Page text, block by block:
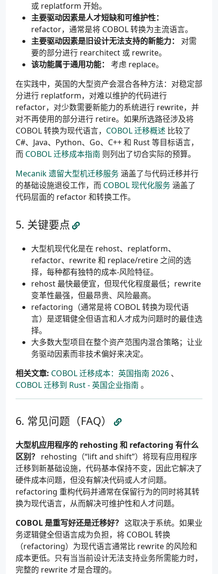
或 replatform 开始。
主要驱动因素是人才短缺和可维护性：
refactor，通常是将 COBOL 转换为主流语言。
主要驱动因素是旧设计无法支持的新能力：
对需
要的部分进行 rearchitect 或 rewrite。
该功能属于通用功能：
考虑 replace。
在实践中，英国的大型资产会混合各种方法：对稳定部
分进行 replatform，对难以维护的代码进行
refactor，对少数需要新能力的系统进行 rewrite，并
对不再使用的部分进行 retire。如果所选路径涉及将
COBOL 转换为现代语言， COBOL 迁移概述 比较了
C#、Java、Python、Go、C++ 和 Rust 等目标语言，
而 COBOL 迁移成本指南 则列出了切合实际的预算。
Mecanik 遗留大型机迁移服务涵盖了与代码迁移并行
的基础设施退役工作，而 COBOL 现代化服务涵盖了
代码层面的 refactor 和转换工作。
关键要点
大型机现代化是在 rehost、replatform、
refactor、rewrite 和 replace/retire 之间的选
择，每种都有独特的成本-风险特征。
rehost 最快最便宜，但现代化程度最低；rewrite
变革性最强，但最昂贵、风险最高。
refactoring（通常是将 COBOL 转换为现代语
言）是逻辑健全但语言和人才成为问题时的最佳选
择。
大多数大型项目在整个资产范围内混合策略；让业
务驱动因素而非技术偏好来决定。
相关文章: COBOL 迁移成本：英国指南 2026 、
COBOL 迁移到 Rust - 英国企业指南 。
常见问题（FAQ）
大型机应用程序的 rehosting 和 refactoring 有什么
区别？ rehosting（“lift and shift”）将现有应用程序
迁移到新基础设施，代码基本保持不变，因此它解决了
硬件成本问题，但没有解决代码或人才问题。
refactoring 重构代码并通常在保留行为的同时将其转
换为现代语言，从而解决可维护性和人才问题。
COBOL 是重写好还是迁移好？ 这取决于系统。如果业
务逻辑健全但语言成为负担，将 COBOL 转换
（refactoring）为现代语言通常比 rewrite 的风险和
成本更低。只有当当前设计无法支持业务所需能力时，
完整的 rewrite 才是合理的。